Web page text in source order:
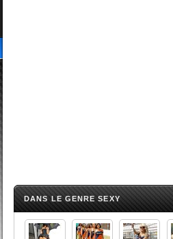
DANS LE GENRE SEXY